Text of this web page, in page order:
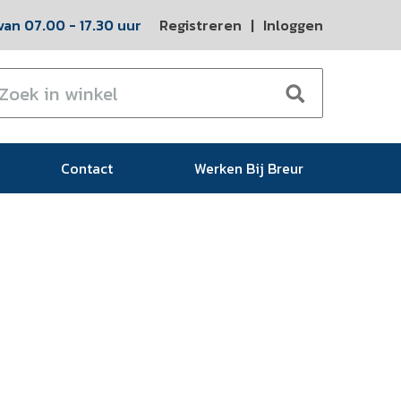
07.00 - 17.30 uur Registreren | Inloggen
Contact Werken Bij Breur